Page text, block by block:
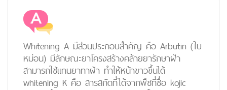
Whitening A มีส่วนประกอบสำคัญ คือ Arbutin (ใบ
หม่อน) มีลักษณะยาโครงสร้างคล้ายยารักษาฝ้า
สามารถใช้แทนยาทาฝ้า ทำให้หน้าขาวขึ้นได้
whitening K คือ สารสกัดที่ได้จากพืชที่ชื่อ kojic